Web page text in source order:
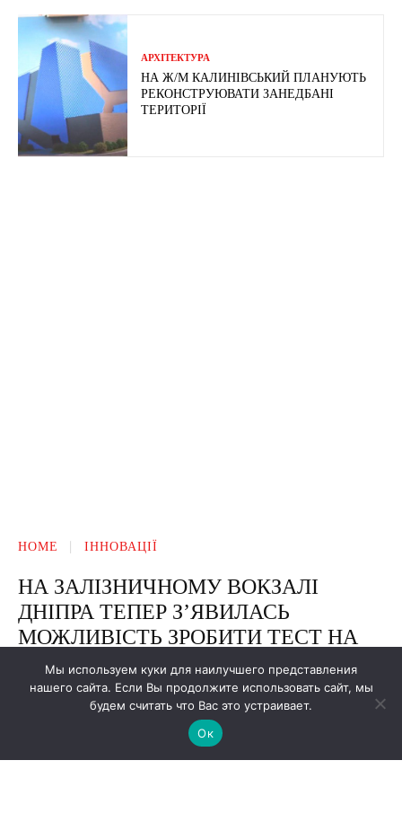
АРХІТЕКТУРА
НА Ж/М КАЛИНІВСЬКИЙ ПЛАНУЮТЬ
РЕКОНСТРУЮВАТИ ЗАНЕДБАНІ
ТЕРИТОРІЇ
Мы используем куки для наилучшего представления
нашего сайта. Если Вы продолжите использовать сайт, мы
будем считать что Вас это устраивает.
Ок